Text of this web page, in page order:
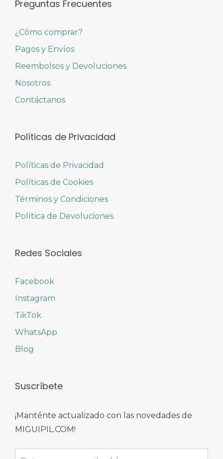
Preguntas Frecuentes
¿Cómo comprar?
Pagos y Envíos
Reembolsos y Devoluciones
Nosotros
Contáctanos
Políticas de Privacidad
Políticas de Privacidad
Políticas de Cookies
Términos y Condiciones
Política de Devoluciones
Redes Sociales
Facebook
Instagram
TikTok
WhatsApp
Blog
Suscríbete
¡Manténte actualizado con las novedades de
MIGUIPIL.COM!